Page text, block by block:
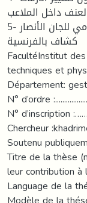
داخل الملاعب
5- تفعيل الدور الإعلامي للجان الأنصار .
كشاف بالفرنسية
FacultéInstitut
techniques et
Département:
N° d’ordre
N° d’inscription
Chercheur
Soutenu
Titre de la thèse
leur contribution
Language de la